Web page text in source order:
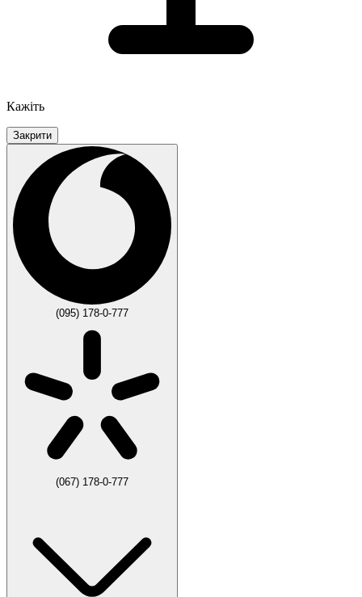
Кажіть
Закрити
(095) 178-0-777
(067) 178-0-777